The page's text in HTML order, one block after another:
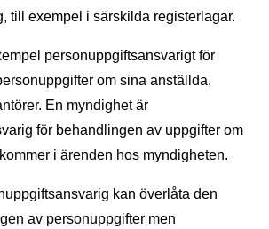
till exempel i särskilda registerlagar.
personuppgiftsansvarigt för
om sina anställda,
En myndighet är
för behandlingen av uppgifter om
i ärenden hos myndigheten.
kan överlåta den
av personuppgifter men